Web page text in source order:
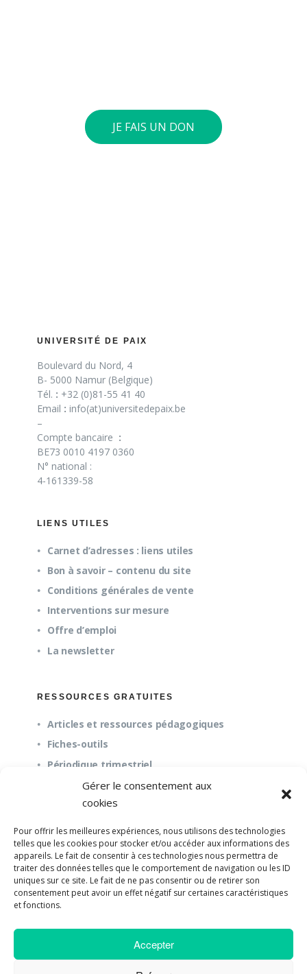
Gérer le consentement aux
cookies
Pour offrir les meilleures expériences, nous utilisons des technologies
telles que les cookies pour stocker et/ou accéder aux informations des
appareils. Le fait de consentir à ces technologies nous permettra de
traiter des données telles que le comportement de navigation ou les ID
uniques sur ce site. Le fait de ne pas consentir ou de retirer son
consentement peut avoir un effet négatif sur certaines caractéristiques
et fonctions.
Accepter
JE FAIS UN DON
UNIVERSITÉ DE PAIX
Boulevard du Nord, 4
B- 5000 Namur (Belgique)
Tél. : +32 (0)81-55 41 40
Email : info(at)universitedepaix.be
–
Compte bancaire :
BE73 0010 4197 0360
N° national :
4-161339-58
LIENS UTILES
Carnet d’adresses : liens utiles
Bon à savoir – contenu du site
Conditions générales de vente
Interventions sur mesure
Offre d’emploi
La newsletter
RESSOURCES GRATUITES
Articles et ressources pédagogiques
Fiches-outils
Périodique trimestriel
À propos
Questions fréquentes (FAQ)
Mission et pédagogie
©2018-2023 Université de Paix |
Web par UPSOURCE